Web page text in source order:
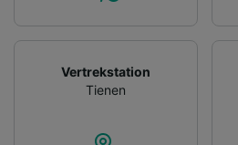
Vertrekstation
Tienen